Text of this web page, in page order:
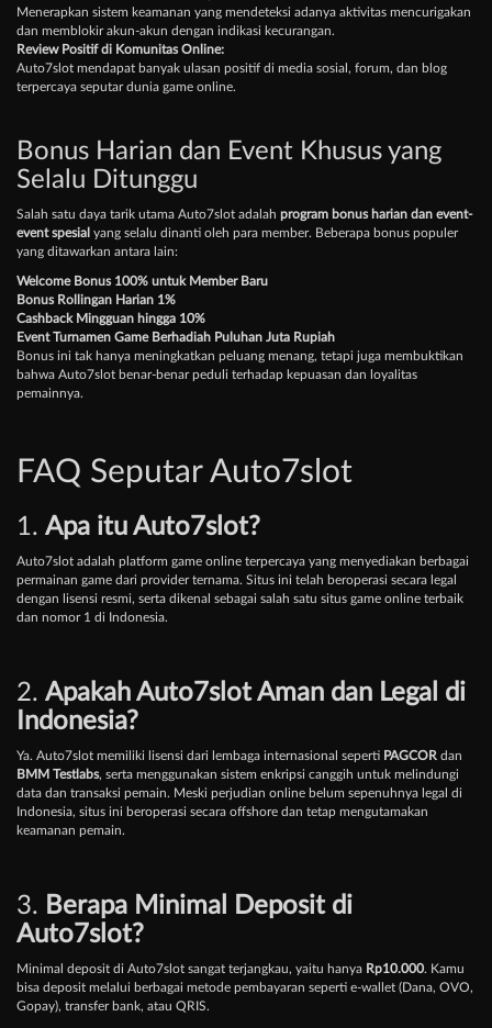
Menerapkan sistem keamanan yang mendeteksi adanya aktivitas mencurigakan
dan memblokir akun-akun dengan indikasi kecurangan.
Review Positif di Komunitas Online:
Auto7slot mendapat banyak ulasan positif di media sosial, forum, dan blog
terpercaya seputar dunia game online.
Bonus Harian dan Event Khusus yang
Selalu Ditunggu
Salah satu daya tarik utama Auto7slot adalah program bonus harian dan event-
event spesial yang selalu dinanti oleh para member. Beberapa bonus populer
yang ditawarkan antara lain:
Welcome Bonus 100% untuk Member Baru
Bonus Rollingan Harian 1%
Cashback Mingguan hingga 10%
Event Turnamen Game Berhadiah Puluhan Juta Rupiah
Bonus ini tak hanya meningkatkan peluang menang, tetapi juga membuktikan
bahwa Auto7slot benar-benar peduli terhadap kepuasan dan loyalitas
pemainnya.
FAQ Seputar Auto7slot
1. Apa itu Auto7slot?
Auto7slot adalah platform game online terpercaya yang menyediakan berbagai
permainan game dari provider ternama. Situs ini telah beroperasi secara legal
dengan lisensi resmi, serta dikenal sebagai salah satu situs game online terbaik
dan nomor 1 di Indonesia.
2. Apakah Auto7slot Aman dan Legal di
Indonesia?
Ya. Auto7slot memiliki lisensi dari lembaga internasional seperti PAGCOR dan
BMM Testlabs, serta menggunakan sistem enkripsi canggih untuk melindungi
data dan transaksi pemain. Meski perjudian online belum sepenuhnya legal di
Indonesia, situs ini beroperasi secara offshore dan tetap mengutamakan
keamanan pemain.
3. Berapa Minimal Deposit di
Auto7slot?
Minimal deposit di Auto7slot sangat terjangkau, yaitu hanya Rp10.000. Kamu
bisa deposit melalui berbagai metode pembayaran seperti e-wallet (Dana, OVO,
Gopay), transfer bank, atau QRIS.